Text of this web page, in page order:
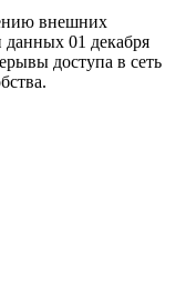
внешних
данных 01 декабря
доступа в сеть